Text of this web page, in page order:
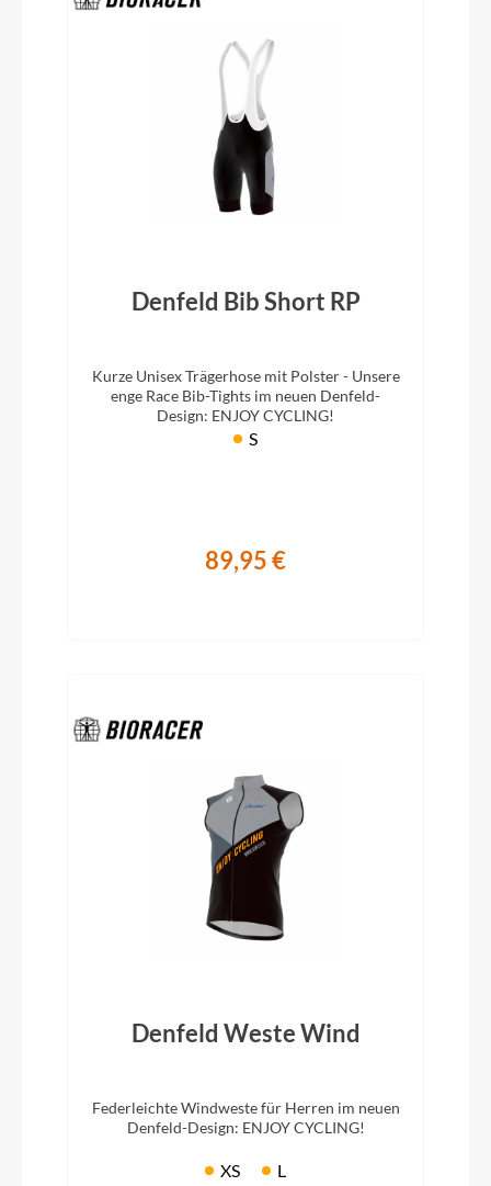
Denfeld Bib Short RP
Kurze Unisex Trägerhose mit Polster - Unsere
enge Race Bib-Tights im neuen Denfeld-
Design: ENJOY CYCLING!
S
89,95 €
Denfeld Weste Wind
Federleichte Windweste für Herren im neuen
Denfeld-Design: ENJOY CYCLING!
XS L